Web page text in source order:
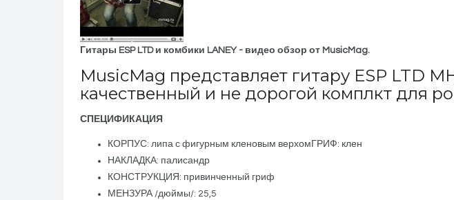
Гитары ESP LTD и комбики LANEY - видео обзор от MusicMag.
MusicMag представляет гитару ESP LTD
качественный и не дорогой комплкт для
СПЕЦИФИКАЦИЯ
КОРПУС: липа с фигурным кленовым верхомГРИФ: клен
НАКЛАДКА: палисандр
КОНСТРУКЦИЯ: привинченный гриф
МЕНЗУРА /дюймы/: 25,5